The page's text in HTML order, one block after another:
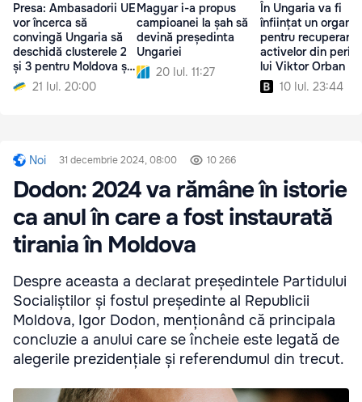
Presa: Ambasadorii UE
vor încerca să
convingă Ungaria să
deschidă clusterele 2
și 3 pentru Moldova și
Ucraina21 Iul. 20:00
Magyar i-a propus
campioanei la șah să
devină președinta
Ungariei
20 Iul. 11:27
În Ungaria va fi
înființat un
pentru recuperarea
activelor din
lui Viktor Orban
10 Iul. 23:44
Noi 31 decembrie 2024, 08:00 10 266
Dodon: 2024 va rămâne în istorie
ca anul în care a fost instaurată
tirania în Moldova
Despre aceasta a declarat președintele Partidului
Socialiștilor și fostul președinte al Republicii
Moldova, Igor Dodon, menționând că principala
concluzie a anului care se încheie este legată de
alegerile prezidențiale și referendumul din trecut.